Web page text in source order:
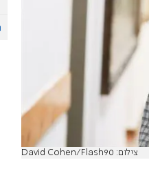
צילום: David Cohen/Flash90